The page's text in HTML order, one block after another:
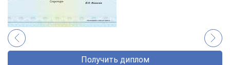
Получить диплом